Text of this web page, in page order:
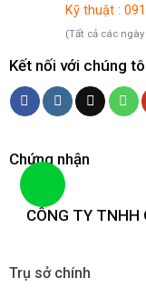
Kỹ thuật :
(Tất cả các
Kết nối với chúng
Chứng nhận
CÔNG TY TNHH
Trụ sở chính